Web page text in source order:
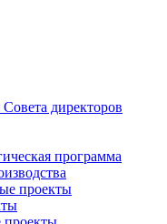
директоров
программа
проекты